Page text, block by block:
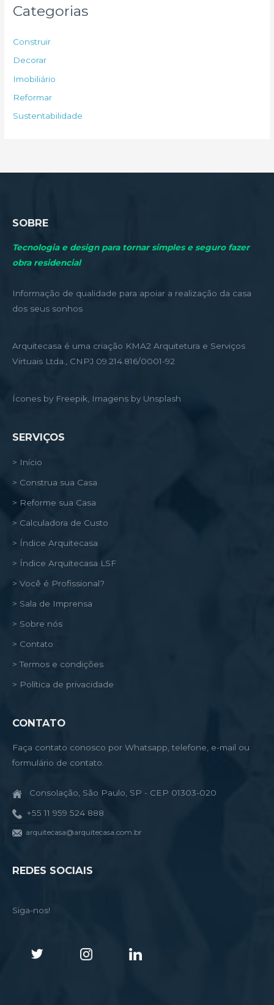
p
o
r
Categorias
Construir
Decorar
Imobiliário
Reformar
Sustentabilidade
SOBRE
Tecnologia e design para tornar simples e seguro fazer
obra residencial
Informação de qualidade para apoiar a realização da casa
dos seus sonhos
Arquitecasa é uma criação KMA2 Arquitetura e Serviços
Virtuais Ltda., CNPJ 09.214.816/0001-92
Ícones by Freepik, Imagens by Unsplash
SERVIÇOS
> Início
> Construa sua Casa
> Reforme sua Casa
> Calculadora de Custo
> Índice Arquitecasa
> Índice Arquitecasa LSF
> Você é Profissional?
> Sala de Imprensa
> Sobre nós
> Contato
> Termos e condições
> Política de privacidade
CONTATO
Faça contato conosco por Whatsapp, telefone, e-mail ou
formulário de contato.
Consolação, São Paulo, SP - CEP 01303-020
+55 11 959 524 888
arquitecasa@arquitecasa.com.br
REDES SOCIAIS
Siga-nos!